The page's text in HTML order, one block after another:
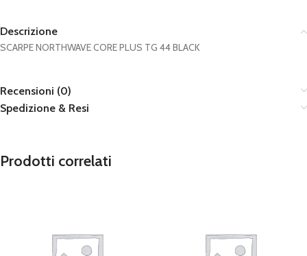
Descrizione
SCARPE NORTHWAVE CORE PLUS TG 44 BLACK
Recensioni (0)
Spedizione & Resi
Prodotti correlati